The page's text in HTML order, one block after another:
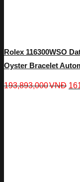
Rolex 116300WSO
Oyster Bracelet
193,893,000VNĐ